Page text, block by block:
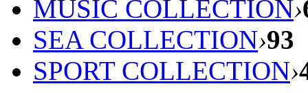
MUSIC COLLECTION›
SEA COLLECTION›93
SPORT COLLECTION›